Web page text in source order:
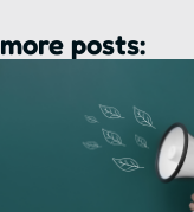
more posts: